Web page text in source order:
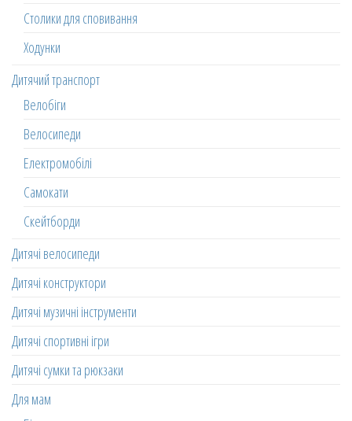
Столики для сповивання
Ходунки
Дитячий транспорт
Велобіги
Велосипеди
Електромобілі
Самокати
Скейтборди
Дитячі велосипеди
Дитячі конструктори
Дитячі музичні інструменти
Дитячі спортивні ігри
Дитячі сумки та рюкзаки
Для мам